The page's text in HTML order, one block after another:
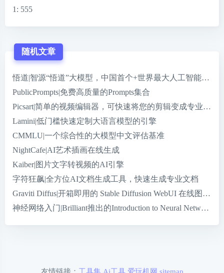
1 : 555
随机文章
悟道|智源“悟道”大模型，中国首个+世界最大人工智能大模
PublicPrompts|免费高质量的Prompts集合
Picsart|简单的视频编辑器，可快速将您的剪辑变成专业级剪
Lamini|低门槛快速定制大语言模型的引擎
CMMLU|一个综合性的大模型中文评估基准
NightCafe|AI艺术插画在线生成
Kaiber|图片文字转视频的AI引擎
字符狂飙|全方位AI文档生成工具，快速生成专业文档
Graviti Diffus|开箱即用的 Stable Diffusion WebUI 在线图像生
神经网络入门|Brilliant推出的Introduction to Neural Networks